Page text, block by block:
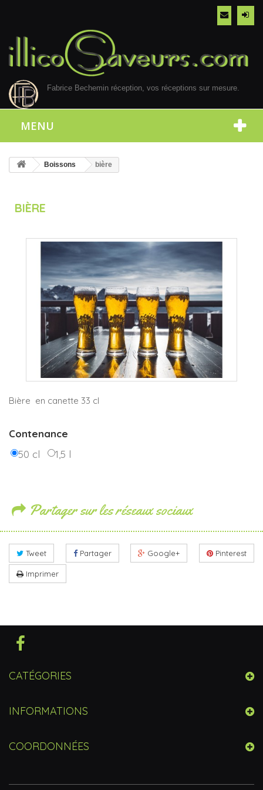
Fabrice Bechemin réception, vos réceptions sur mesure.
MENU
Boissons bière
BIÈRE
Bière en canette 33 cl
Contenance
50 cl
1,5 l
Partager sur les réseaux sociaux
Tweet Partager Google+ Pinterest
Imprimer
CATÉGORIES
INFORMATIONS
COORDONNÉES